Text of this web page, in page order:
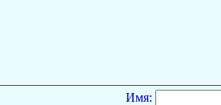
Имя: